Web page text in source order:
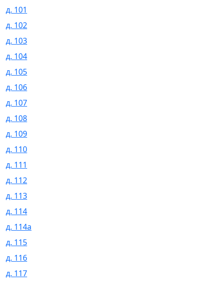
д. 101
д. 102
д. 103
д. 104
д. 105
д. 106
д. 107
д. 108
д. 109
д. 110
д. 111
д. 112
д. 113
д. 114
д. 114а
д. 115
д. 116
д. 117